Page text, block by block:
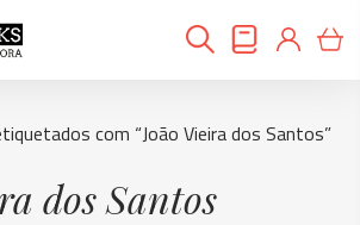
com “João Vieira dos Santos”
dos Santos